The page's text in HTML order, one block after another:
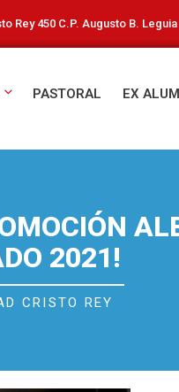
Rey 450 C.P. Augusto B. Leguia
PASTORAL EX
2021!
CRISTO REY